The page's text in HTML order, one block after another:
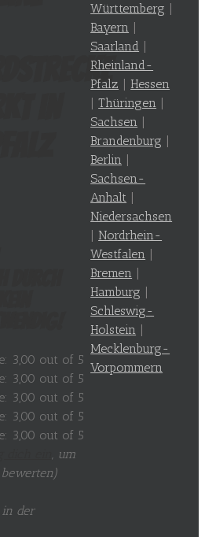
, um
)
der
Württemberg |
Bayern |
Saarland |
Rheinland-
Pfalz | Hessen
|Thüringen |
Sachsen |
Brandenburg |
Berlin |
Sachsen-
Anhalt |
Niedersachsen
| Nordrhein-
Westfalen |
Bremen |
Hamburg |
Schleswig-
Holstein |
Mecklenburg-
Vorpommern